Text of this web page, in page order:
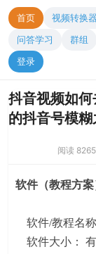
首页 视频转换器
问答学习
群组
登录
抖音视频如
的抖音号模
阅读 8265
软件（教程方
软件/教程名
软件大小：